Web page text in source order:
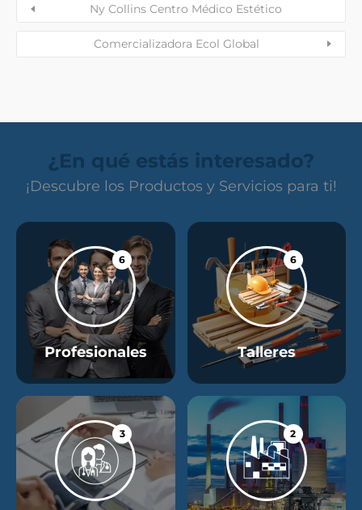
Ny Collins Centro Médico Estético
Comercializadora Ecol Global
¿En qué estás interesado?
¡Descubre los Productos y Servicios para ti!
6
Profesionales
6
Talleres
3 2